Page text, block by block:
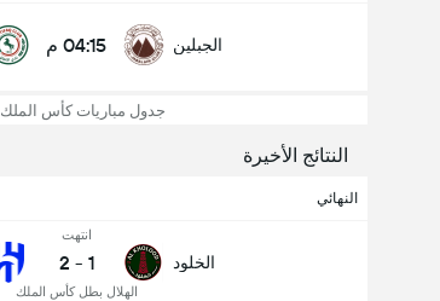
الجبلين 04:15 م
جدول مباريات كأس الملك
النتائج الأخيرة
النهائي
الخلود
انتهت
1
-
2
الهلال بطل كأس الملك